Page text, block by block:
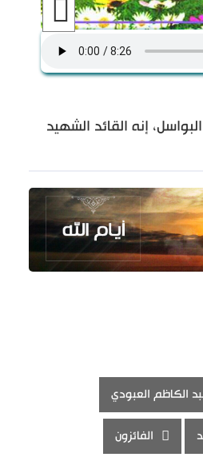
البواسل، إنه القائد الشهيد
الكاظم العبودي
الفائزون